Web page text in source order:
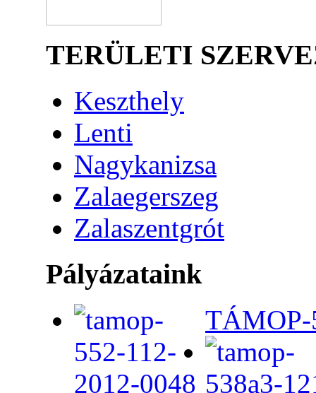
TERÜLETI
Keszthely
Lenti
Nagykanizsa
Zalaegerszeg
Zalaszentgrót
Pályázataink
TÁMOP-